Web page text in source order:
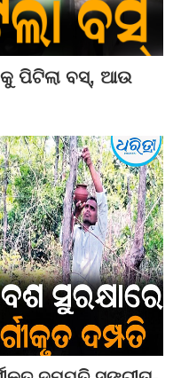
ପିଟିଲା ବସ୍‌, ଆଉ